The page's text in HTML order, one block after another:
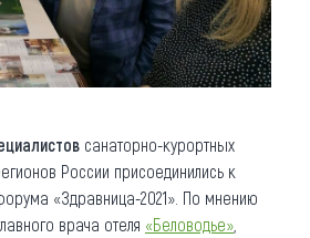
санаторно-курортных
России присоединились к
«Здравница-2021». По мнению
врача отеля «Беловодье»